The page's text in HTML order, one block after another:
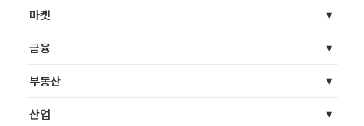
마켓
금융
부동산
산업